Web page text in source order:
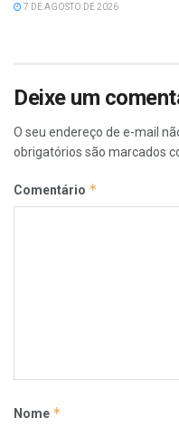
7 DE AGOSTO DE 2026
Deixe um
O seu endereço de e-mail
obrigatórios são marcados
Comentário *
Nome *